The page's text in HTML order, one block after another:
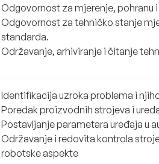
Odgovornost za mjerenje, pohranu
Odgovornost za tehničko stanje
standarda.
Održavanje, arhiviranje i čitanje
Identifikacija uzroka problema i
Poredak proizvodnih strojeva i
Postavljanje parametara uređaja u
Održavanje i redovita kontrola
robotske aspekte